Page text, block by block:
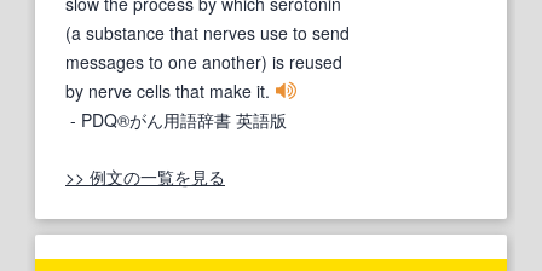
(a substance that nerves use to send
messages to one another) is reused
by nerve cells that make it.
- PDQ®がん用語辞書 英語版
>> 例文の一覧を見る